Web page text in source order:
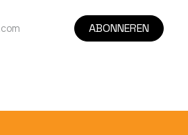
ABONNEREN